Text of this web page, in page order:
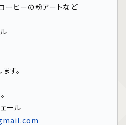
ーヒーの粉アートなど
す。
ール